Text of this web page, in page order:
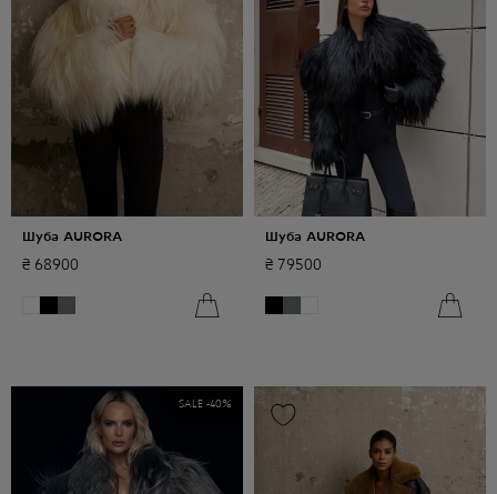
Шуба AURORA
₴ 68900
Шуба AURORA
₴ 79500
SALE -40 %